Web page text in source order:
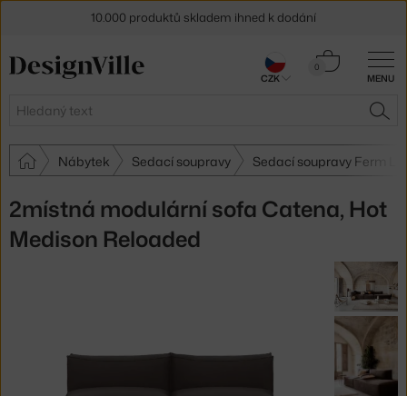
MENU
Hledat
0
Košík
Nábytek Sedací soupravy Sedací soupravy Ferm
2místná modulární sofa Catena, Hot
Medison Reloaded
10.000 produktů skladem ihned k dodání
Sleva 5 % pro odběratele
CZK